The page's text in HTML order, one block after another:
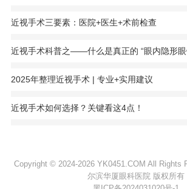
近视手术三要素：医院+医生+术前检查
近视手术科普之——什么是真正的 “眼内隐形眼
2025年整理近视手术 | 专业+实用建议
近视手术如何选择？关键看这4点！
Copyright © 2024-2026 YK0451.COM All Rights
尔滨华厦眼科医院 版权所有